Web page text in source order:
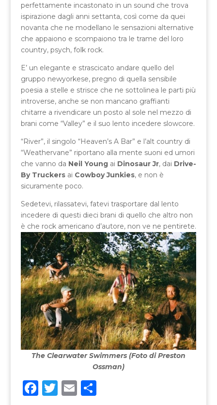
perfettamente incastonato in un sound che trova
ispirazione dagli anni settanta, così come da quei
novanta che ne modellano le sensazioni alternative
che appaiono e scompaiono tra le trame del loro
country, psych, folk rock.
E’ un elegante e strascicato andare quello del
gruppo newyorkese, pregno di quella sensibile
poesia a stelle e strisce che ne sottolinea le parti più
introverse, anche se non mancano graffianti
chitarre a rivendicare un posto al sole nel mezzo di
brani come “Valley” e il suo lento incedere slowcore.
“River”, il singolo “Heaven’s A Bar” e l’alt country di
“Weathervane” riportano alla mente suoni ed umori
che vanno da Neil Youngai Dinosaur Jr, dai Drive-
By Truckersai Cowboy Junkies, e non è
sicuramente poco.
Sedetevi, rilassatevi, fatevi trasportare dal lento
incedere di questi dieci brani di quello che altro non
è che rock americano d’autore, non ve ne pentirete.
The Clearwater Swimmers (Foto di Preston
Ossman)
F T E C